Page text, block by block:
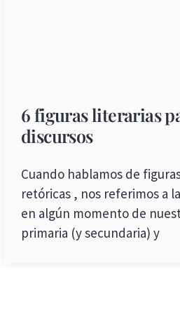
6 figuras literarias
discursos
Cuando hablamos de
retóricas , nos referimos a
en algún momento de
primaria (y secundaria) y